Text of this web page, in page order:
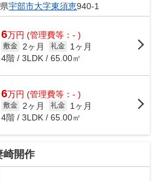
宇部市大字東須恵940-1
6万円 (管理費等：- )
敷金 2ヶ月 礼金
1ヶ月
4階 / 3LDK / 65.00㎡
6万円 (管理費等：- )
敷金 2ヶ月 礼金
1ヶ月
4階 / 3LDK / 65.00㎡
崎開作